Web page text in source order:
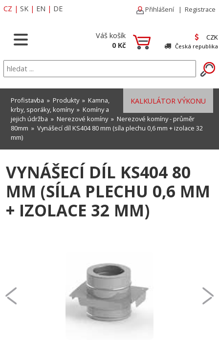
CZ | SK | EN | DE Přihlášení | Registrace
Váš košík
0 Kč
CZK
Česká republika
KALKULÁTOR VÝKONU
Profistavba » Produkty» Kamna,
krby, sporáky, komíny» Komíny a
jejich údržba » Nerezové komíny» Nerezové komíny - průměr
80mm » Vynášecí díl KS404 80 mm (síla plechu 0,6 mm + izolace 32
mm)
VYNÁŠECÍ DÍL KS404 80
MM (SÍLA PLECHU 0,6 MM
+ IZOLACE 32 MM)